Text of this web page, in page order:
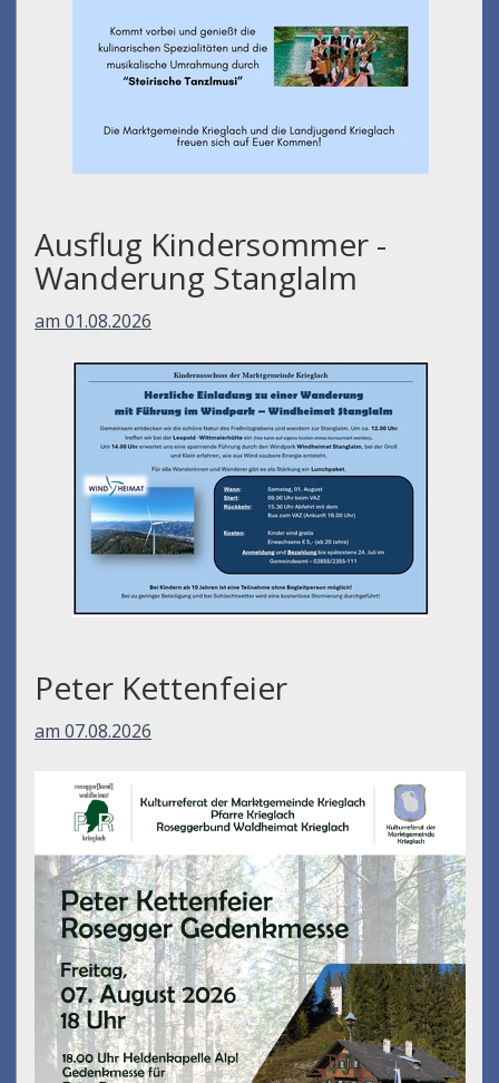
Ausflug Kindersommer -
Wanderung Stanglalm
am 01.08.2026
Peter Kettenfeier
am 07.08.2026